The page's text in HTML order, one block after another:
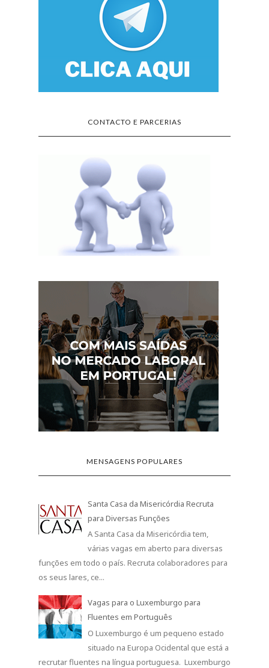
CONTACTO E PARCERIAS
MENSAGENS POPULARES
Santa Casa da Misericórdia Recruta
para Diversas Funções
A Santa Casa da Misericórdia tem,
várias vagas em aberto para diversas
funções em todo o país. Recruta colaboradores para
os seus lares, ce...
Vagas para o Luxemburgo para
Fluentes em Português
O Luxemburgo é um pequeno estado
situado na Europa Ocidental que está a
recrutar fluentes na língua portuguesa. Luxemburgo